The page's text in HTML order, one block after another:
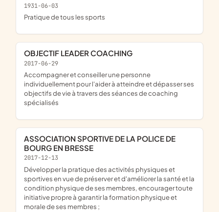
1931-06-03
pratique de tous les sports
OBJECTIF LEADER COACHING
2017-06-29
accompagner et conseiller une personne
individuellement pour l'aider à atteindre et dépasser ses
objectifs de vie à travers des séances de coaching
spécialisés
ASSOCIATION SPORTIVE DE LA POLICE DE
BOURG EN BRESSE
2017-12-13
développer la pratique des activités physiques et
sportives en vue de préserver et d'améliorer la santé et la
condition physique de ses membres, encourager toute
initiative propre à garantir la formation physique et
morale de ses membres ;